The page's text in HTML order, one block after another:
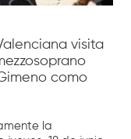
visita
como
la